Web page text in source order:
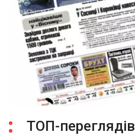
ТОП-переглядів